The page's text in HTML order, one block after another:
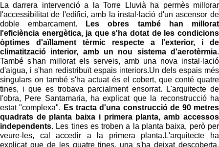
La darrera intervenció a la Torre Lluvià ha permès millorar
l'accessibilitat de l'edifici, amb la instal·lació d'un ascensor de
doble embarcament. Les obres també han millorat
l'eficiència energètica, ja que s'ha dotat de les condicions
òptimes d'aïllament tèrmic respecte a l'exterior, i de
climatització interior, amb un nou sistema d'aerotèrmia.
També s'han millorat els serveis, amb una nova instal·lació
d'aigua, i s'han redistribuït espais interiors.Un dels espais més
singulars on també s'ha actuat és el cobert, que conté quatre
tines, i que es trobava parcialment ensorrat. L'arquitecte de
l'obra, Pere Santamaria, ha explicat que la reconstrucció ha
estat "complexa". Es tracta d'una construcció de 90 metres
quadrats de planta baixa i primera planta, amb accessos
independents. Les tines es troben a la planta baixa, però per
veure-les, cal accedir a la primera planta.L'arquitecte ha
explicat que de les quatre tines, una s'ha deixat descoberta,